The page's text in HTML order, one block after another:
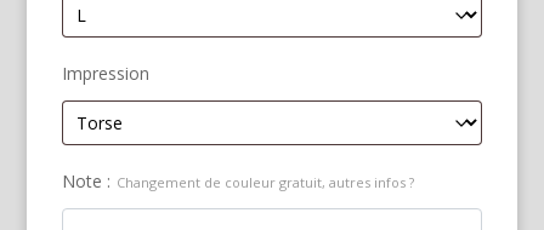
Impression
Note : Changement de couleur gratuit, autres infos ?